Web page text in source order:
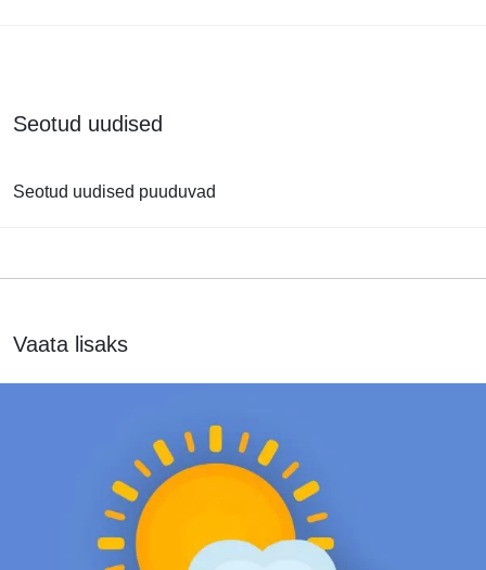
Seotud uudised
Seotud uudised puuduvad
Vaata lisaks